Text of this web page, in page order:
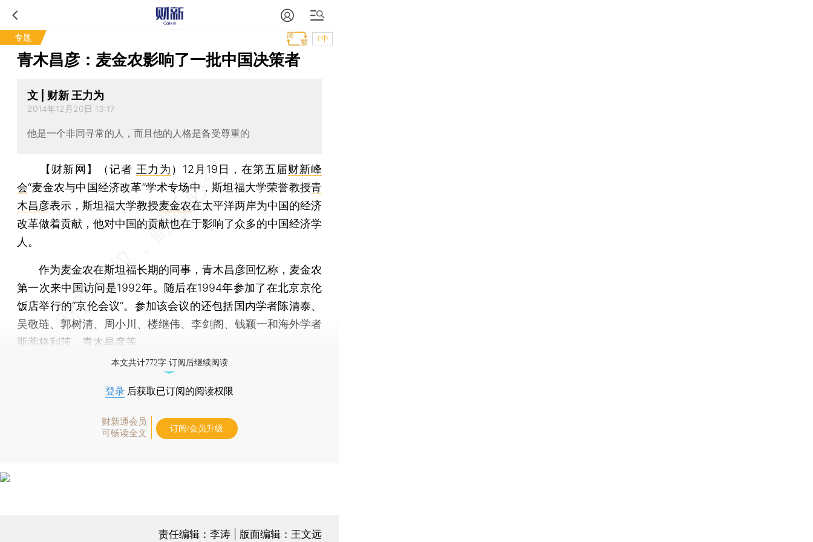
专题 T中
青木昌彦：麦金农影响了一批中国决策者
文 | 财新 王力为
2014年12月20日 13:17
他是一个非同寻常的人，而且他的人格是备受尊重的
【财新网】（记者 王力为 ） 12月19日，在第五届财新峰
会“麦金农与中国经济改革”学术专场中，斯坦福大学荣誉教授青
木昌彦表示，斯坦福大学教授麦金农在太平洋两岸为中国的经济
改革做着贡献，他对中国的贡献也在于影响了众多的中国经济学
人。
作为麦金农在斯坦福长期的同事，青木昌彦回忆称，麦金农
第一次来中国访问是1992年。随后在1994年参加了在北京京伦
饭店举行的“京伦会议”。参加该会议的还包括国内学者陈清泰、
吴敬琏、郭树清、周小川、楼继伟、李剑阁、钱颖一和海外学者
斯蒂格利茨、青木昌彦等。
本文共计772字 订阅后继续阅读
登录 后获取已订阅的阅读权限
财新通会员
可畅读全文
订阅/会员升级
责任编辑：李涛 | 版面编辑：王文远